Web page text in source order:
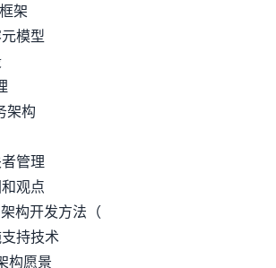
架
模型
构
管理
观点
构开发方法（
持技术
愿景